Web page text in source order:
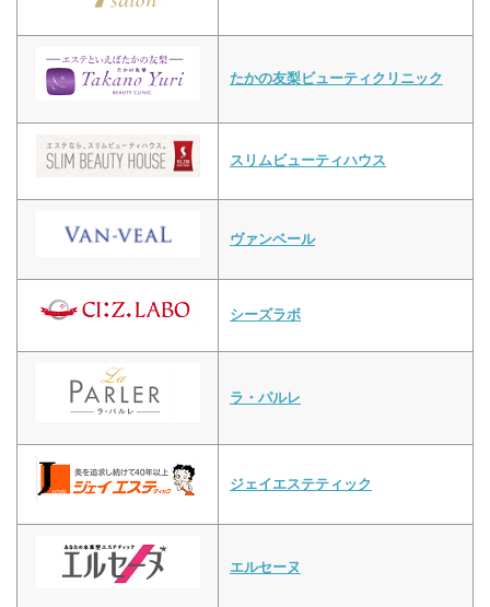
たかの友梨ビューティクリニック
スリムビューティハウス
ヴァンベール
シーズラボ
ラ・パルレ
ジェイエステティック
エルセーヌ